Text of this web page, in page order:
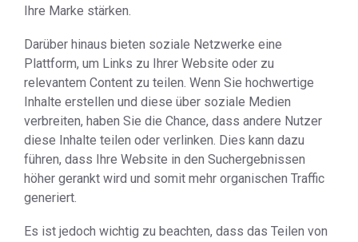
Ihre Marke stärken.
Darüber hinaus bieten soziale Netzwerke eine
Plattform, um Links zu Ihrer Website oder zu
relevantem Content zu teilen. Wenn Sie hochwertige
Inhalte erstellen und diese über soziale Medien
verbreiten, haben Sie die Chance, dass andere Nutzer
diese Inhalte teilen oder verlinken. Dies kann dazu
führen, dass Ihre Website in den Suchergebnissen
höher gerankt wird und somit mehr organischen Traffic
generiert.
Es ist jedoch wichtig zu beachten, dass das Teilen von